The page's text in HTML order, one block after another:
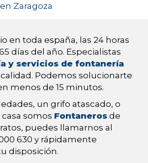
Zaragoza
en toda españa, las 24 horas
días del año. Especialistas
y servicios de fontanería
Podemos solucionarte
menos de 15 minutos.
un grifo atascado, o
somos Fontaneros de
puedes llamarnos al
630 y rápidamente
disposición.